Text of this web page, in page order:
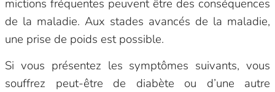
mictions fréquentes peuvent être des conséquences
de la maladie. Aux stades avancés de la maladie,
une prise de poids est possible.
Si vous présentez les symptômes suivants, vous
souffrez peut-être de diabète ou d’une autre